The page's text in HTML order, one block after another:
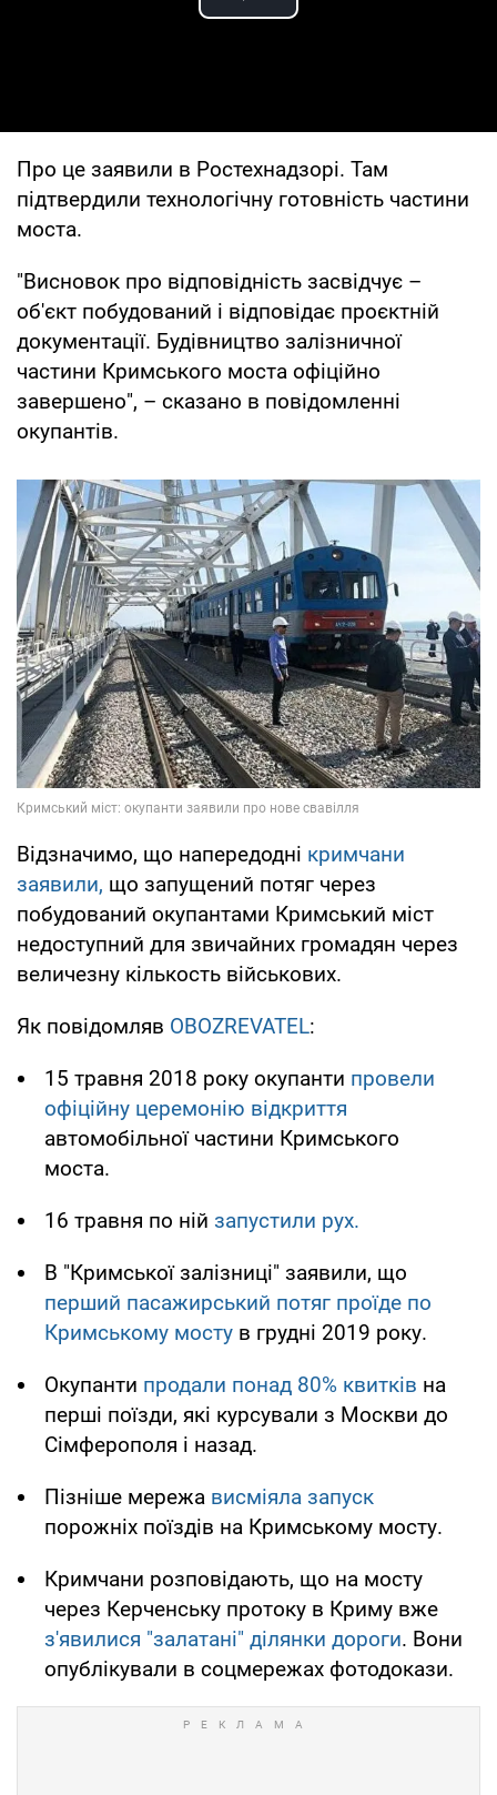
Play Video
Про це заявили в Ростехнадзорі. Там
підтвердили технологічну готовність частини
моста.
"Висновок про відповідність засвідчує –
об'єкт побудований і відповідає проєктній
документації. Будівництво залізничної
частини Кримського моста офіційно
завершено", – сказано в повідомленні
окупантів.
Відзначимо, що напередодні кримчани
заявили, що запущений потяг через
побудований окупантами Кримський міст
недоступний для звичайних громадян через
величезну кількость військових.
Як повідомляв OBOZREVATEL:
15 травня 2018 року окупанти провели
офіційну церемонію відкриття
автомобільної частини Кримського
моста.
16 травня по ній запустили рух.
В "Кримської залізниці" заявили, що
перший пасажирський потяг проїде по
Кримському мосту в грудні 2019 року.
Окупанти продали понад 80% квитків на
перші поїзди, які курсували з Москви до
Сімферополя і назад.
Пізніше мережа висміяла запуск
порожніх поїздів на Кримському мосту.
Кримчани розповідають, що на мосту
через Керченську протоку в Криму вже
з'явилися "залатані" ділянки дороги. Вони
опублікували в соцмережах фотодокази.